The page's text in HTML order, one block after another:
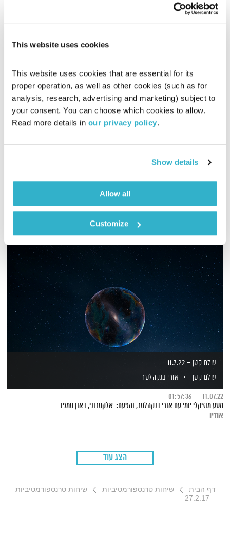
This website uses cookies
This website uses cookies that are essential for its
proper operation, as well as other cookies (such as for
analysis, research, advertising and marketing) subject to
your consent. You can choose which cookies to allow.
Read more details in our privacy policy.
Show details
Allow all
Customize
המחסן של הלב – יום מעשים טובים
יום מעשים טובים 2024 - מאמינים בטוב
שדרנים מתחלפים
ליום מעשים טובים
אודיו
עולם קטן – 11.7.22
עולם קטן
אורי בנקהלטר
11.07.22
01:57:36
מסע מוזיקלי יומי עם אורי בנקהלטר, והפעם: אלקטרוני, דאון טמפו
אודיו
הצג עוד
דף הבית שיחות טרנספורמטיביות
שיחות טרנספורמטיביות
– 27.2.17